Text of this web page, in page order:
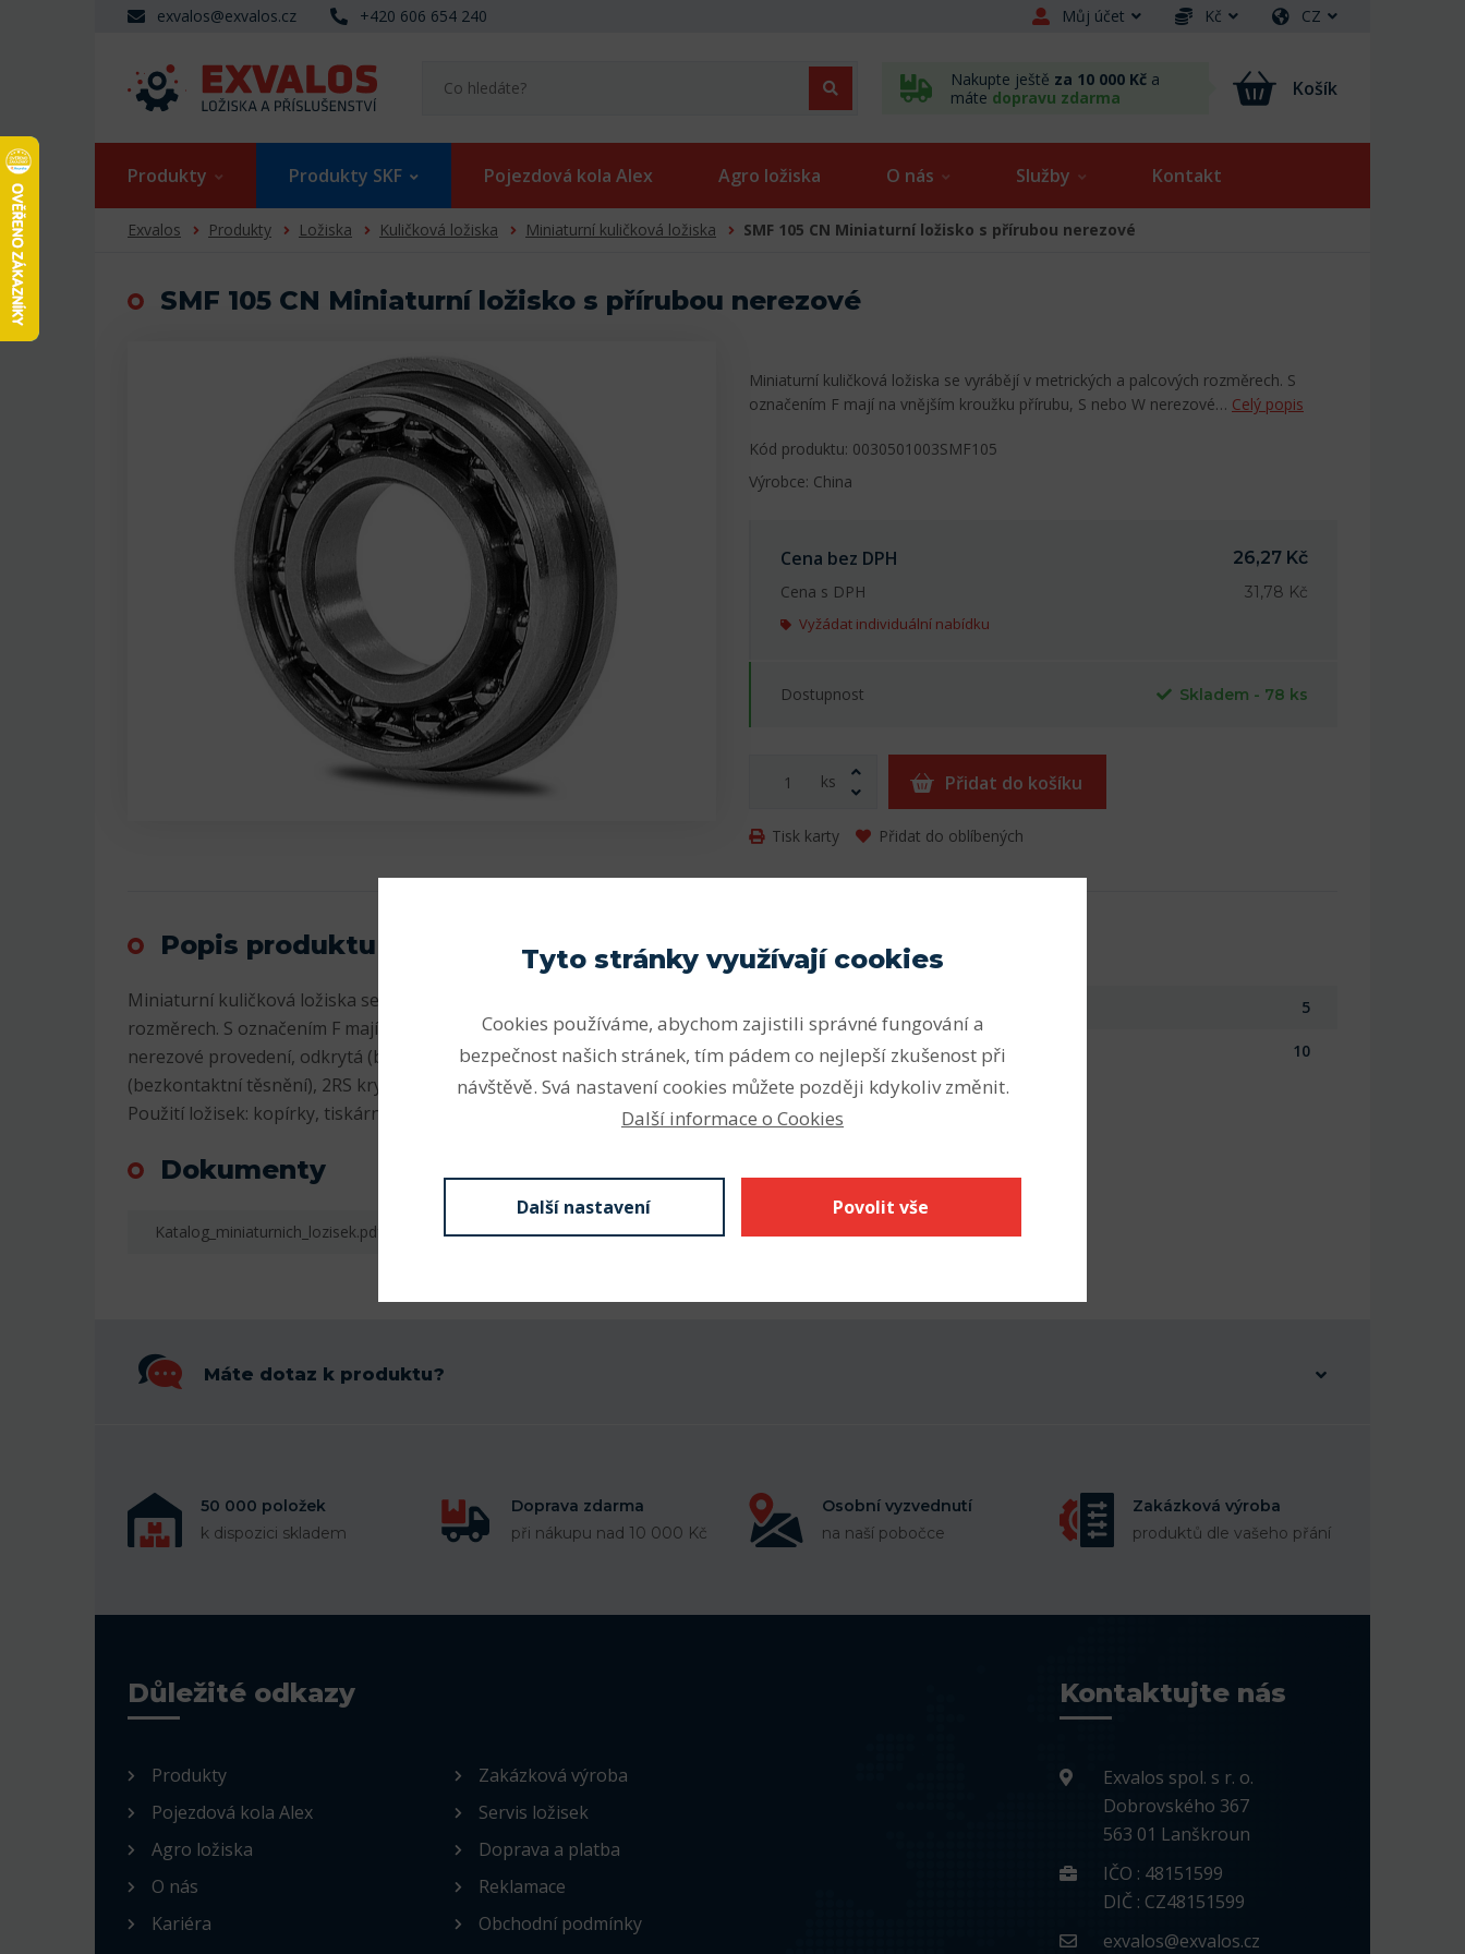
exvalos@exvalos.cz +420 606 654 240 Můj účet Kč CZ
Nakupte ještě za 10 000 Kč a
máte dopravu zdarma Košík
Produkty Produkty SKF Pojezdová kola Alex Agro ložiska O nás Služby Kontakt
Exvalos Produkty Ložiska Kuličková ložiska Miniaturní kuličková ložiska SMF 105 CN Miniaturní ložisko s přírubou nerezové
SMF 105 CN Miniaturní ložisko s přírubou nerezové
Miniaturní kuličková ložiska se vyrábějí v metrických a palcových rozměrech. S
označením F mají na vnějším kroužku přírubu, S nebo W nerezové… Celý popis
Kód produktu: 0030501003SMF105
Výrobce: China
Cena bez DPH
26,27 Kč
Cena s DPH
31,78 Kč
Vyžádat individuální nabídku
Dostupnost Skladem - 78 ks
ks Přidat do košíku
Tisk karty Přidat do oblíbených
Popis produktu
Miniaturní kuličková ložiska se vyrábějí v metrických a palcových
rozměrech. S označením F mají na vnějším kroužku přírubu, S nebo W
nerezové provedení, odkrytá (bez označení), 2Z krytá plechem
(bezkontaktní těsnění), 2RS krytá plastem (kontaktní těsnění).
Použití ložisek: kopírky, tiskárny, RC modely, ruční nářadí, ad.
Dokumenty
Katalog_miniaturnich_lozisek.pdf Stáhnout
Parametry
5
Vnější průměr (mm) 10
Máte dotaz k produktu?
50 000 položek
k dispozici skladem
Doprava zdarma
při nákupu nad 10 000 Kč
Osobní vyzvednutí
na naší pobočce
Zakázková výroba
produktů dle vašeho přání
Důležité odkazy
Produkty
Pojezdová kola Alex
Agro ložiska
O nás
Kariéra
Zakázková výroba
Servis ložisek
Doprava a platba
Reklamace
Obchodní podmínky
Kontaktujte nás
Exvalos spol. s r. o.
Dobrovského 367
563 01 Lanškroun
IČO : 48151599
DIČ : CZ48151599
exvalos@exvalos.cz
Tyto stránky využívají cookies
Cookies používáme, abychom zajistili správné fungování a
bezpečnost našich stránek, tím pádem co nejlepší zkušenost při
návštěvě. Svá nastavení cookies můžete později kdykoliv změnit.
Další informace o Cookies
Další nastavení Povolit vše